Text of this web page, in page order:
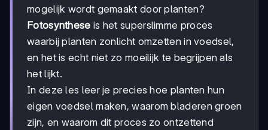
mogelijk wordt gemaakt door planten?
Fotosynthese is het superslimme proces
waarbij planten zonlicht omzetten in voedsel,
en het is echt niet zo moeilijk te begrijpen als
het lijkt.
In deze les leer je precies hoe planten hun
eigen voedsel maken, waarom bladeren groen
zijn, en waarom dit proces zo ontzettend